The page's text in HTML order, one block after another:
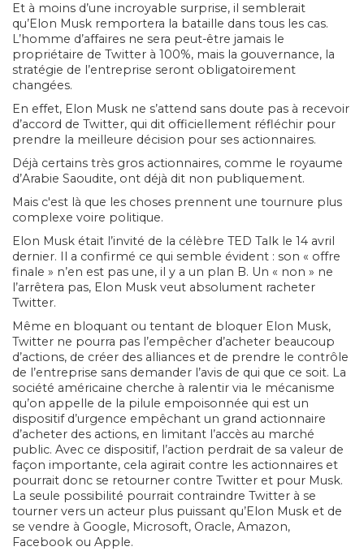
Et à moins d’une incroyable surprise, il semblerait
qu’Elon Musk remportera la bataille dans tous les cas.
L’homme d’affaires ne sera peut-être jamais le
propriétaire de Twitter à 100%, mais la gouvernance, la
stratégie de l’entreprise seront obligatoirement
changées.
En effet, Elon Musk ne s’attend sans doute pas à recevoir
d’accord de Twitter, qui dit officiellement réfléchir pour
prendre la meilleure décision pour ses actionnaires.
Déjà certains très gros actionnaires, comme le royaume
d’Arabie Saoudite, ont déjà dit non publiquement.
Mais c'est là que les choses prennent une tournure plus
complexe voire politique.
Elon Musk était l’invité de la célèbre TED Talk le 14 avril
dernier. Il a confirmé ce qui semble évident : son « offre
finale » n’en est pas une, il y a un plan B. Un « non » ne
l’arrêtera pas, Elon Musk veut absolument racheter
Twitter.
Même en bloquant ou tentant de bloquer Elon Musk,
Twitter ne pourra pas l’empêcher d’acheter beaucoup
d’actions, de créer des alliances et de prendre le contrôle
de l’entreprise sans demander l’avis de qui que ce soit. La
société américaine cherche à ralentir via le mécanisme
qu’on appelle de la pilule empoisonnée qui est un
dispositif d’urgence empêchant un grand actionnaire
d’acheter des actions, en limitant l’accès au marché
public. Avec ce dispositif, l’action perdrait de sa valeur de
façon importante, cela agirait contre les actionnaires et
pourrait donc se retourner contre Twitter et pour Musk.
La seule possibilité pourrait contraindre Twitter à se
tourner vers un acteur plus puissant qu’Elon Musk et de
se vendre à Google, Microsoft, Oracle, Amazon,
Facebook ou Apple.